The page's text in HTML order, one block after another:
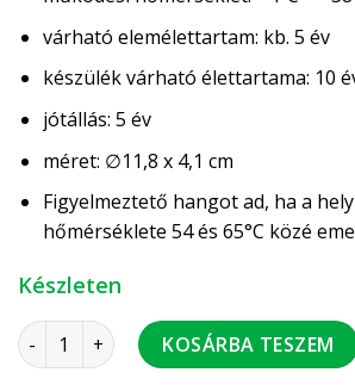
várható elemélettartam: kb. 5 év
készülék várható élettartama: 10
jótállás: 5 év
méret: ∅11,8 x 4,1 cm
Figyelmeztető hangot ad, ha a
hőmérséklete 54 és 65°C közé
Készleten
FireAngel hőérzékelő FA6215-INT
KOSÁRBA TESZEM